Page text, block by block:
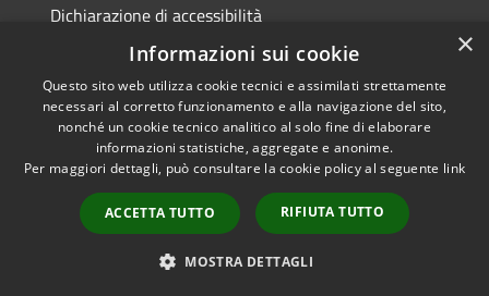
Dichiarazione di accessibilità
Accessibilità
Privacy
Mappa del sito
Piano di miglioramento
Copyright © 2026 • Comune di
Forlì • Powered by
Municipium•Accesso
redazione
×
Informazioni sui cookie
Questo sito web utilizza cookie tecnici e assimilati strettamente
necessari al corretto funzionamento e alla navigazione del sito,
nonché un cookie tecnico analitico al solo fine di elaborare
informazioni statistiche, aggregate e anonime.
Per maggiori dettagli, può consultare la cookie policy al seguente link
ACCETTA TUTTO RIFIUTA TUTTO
MOSTRA DETTAGLI